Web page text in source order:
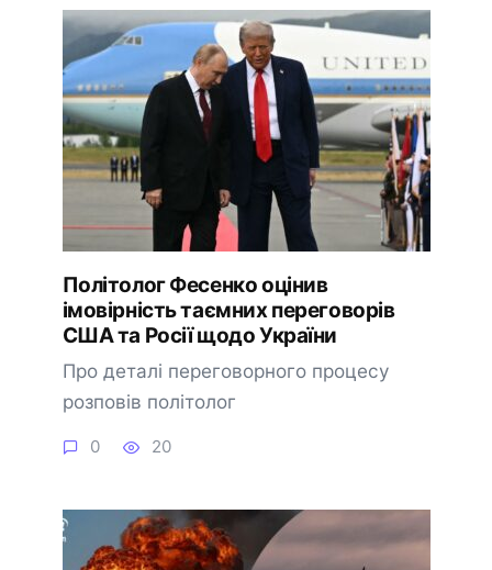
Політолог Фесенко оцінив
імовірність таємних переговорів
США та Росії щодо України
Про деталі переговорного процесу
розповів політолог
0 20